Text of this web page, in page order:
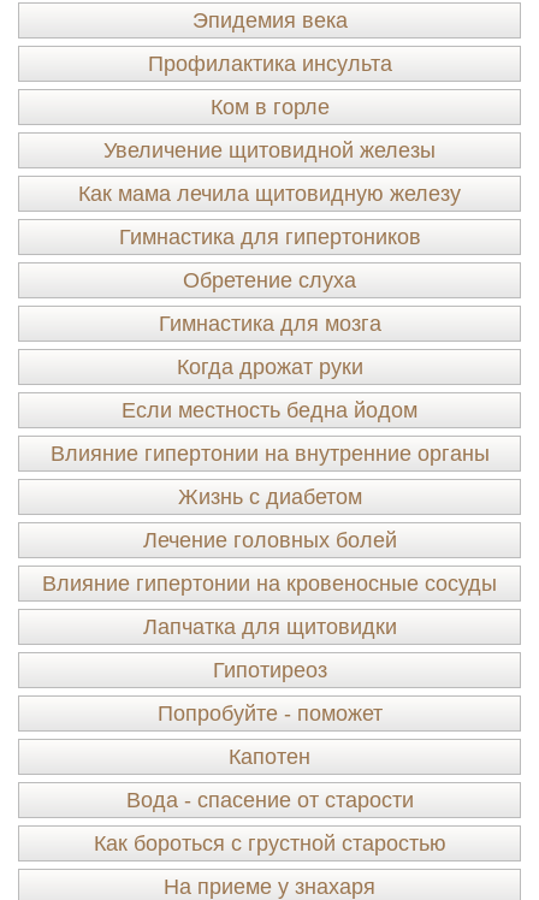
Эпидемия века
Профилактика инсульта
Ком в горле
Увеличение щитовидной железы
Как мама лечила щитовидную железу
Гимнастика для гипертоников
Обретение слуха
Гимнастика для мозга
Когда дрожат руки
Если местность бедна йодом
Влияние гипертонии на внутренние органы
Жизнь с диабетом
Лечение головных болей
Влияние гипертонии на кровеносные сосуды
Лапчатка для щитовидки
Гипотиреоз
Попробуйте - поможет
Капотен
Вода - спасение от старости
Как бороться с грустной старостью
На приеме у знахаря